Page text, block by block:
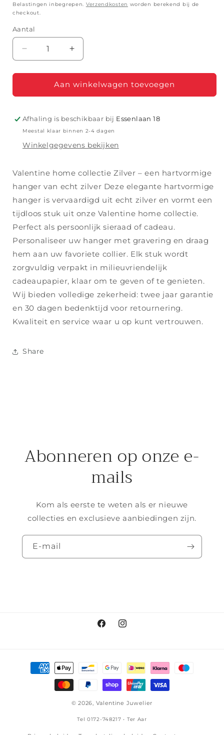
Belastingen inbegrepen. Verzendkosten worden berekend bij de
checkout.
Aantal
Aantal
verlagen
voor
VALENTINE
HCZ
Aantal
verhogen
voor
VALENTINE
HCZ
Aan winkelwagen toevoegen
Afhaling is beschikbaar bij Essenlaan 18
Meestal klaar binnen 2-4 dagen
Winkelgegevens bekijken
Valentine home collectie Zilver – een hartvormige
hanger van echt zilver Deze elegante hartvormige
hanger is vervaardigd uit echt zilver en vormt een
tijdloos stuk uit onze Valentine home collectie.
Perfect als persoonlijk sieraad of cadeau.
Personaliseer uw hanger met gravering en draag
hem aan uw favoriete collier. Elk stuk wordt
zorgvuldig verpakt in milieuvriendelijk
cadeaupapier, klaar om te geven of te genieten.
Wij bieden volledige zekerheid: twee jaar garantie
en 30 dagen bedenktijd voor retournering.
Kwaliteit en service waar u op kunt vertrouwen.
Share
Abonneren op onze e-
mails
Kom als eerste te weten als er nieuwe
collecties en exclusieve aanbiedingen zijn.
E‑mail
FacebookInstagram
Betaalmethoden
© 2026, Valentine Juwelier
Tel 0172-748217 • Ter Aar